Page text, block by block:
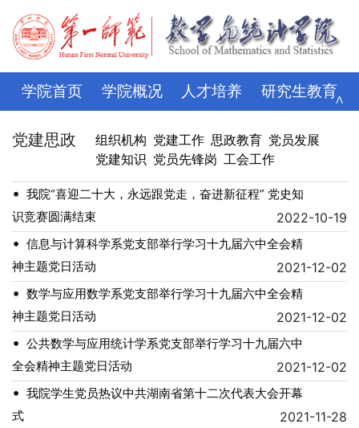
学院首页 学院概况 人才培养 研究生教育
学科科研 师资队伍 招生就业 党建思政
评建专栏 资料下载
∧
党建思政 组织机构 党建工作 思政教育 党员发展
党建知识 党员先锋岗 工会工作
• 我院“喜迎二十大，永远跟党走，奋进新征程” 党史知
识竞赛圆满结束
2022-10-19
• 信息与计算科学系党支部举行学习十九届六中全会精
神主题党日活动
2021-12-02
• 数学与应用数学系党支部举行学习十九届六中全会精
神主题党日活动
2021-12-02
• 公共数学与应用统计学系党支部举行学习十九届六中
全会精神主题党日活动
2021-12-02
• 我院学生党员热议中共湖南省第十二次代表大会开幕
式
2021-11-28